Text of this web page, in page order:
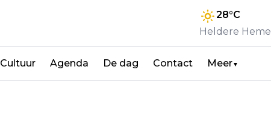
28°C
Heldere Hemel
Cultuur Agenda De dag Contact Meer▼